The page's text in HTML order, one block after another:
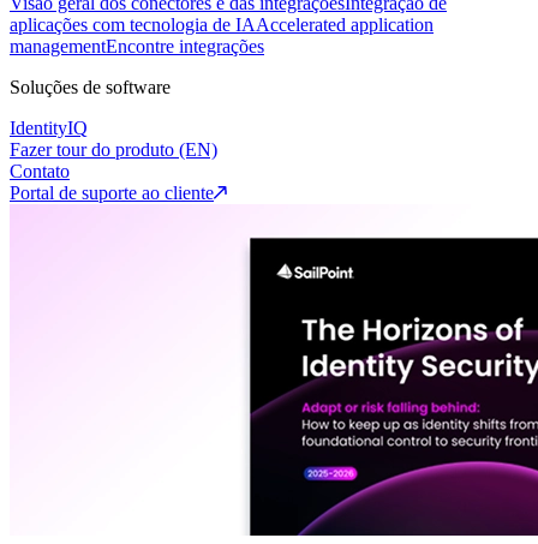
aplicações com tecnologia de IAAccelerated application
managementEncontre integrações
Soluções de software
IdentityIQ
Fazer tour do produto (EN)
Contato
Portal de suporte ao cliente